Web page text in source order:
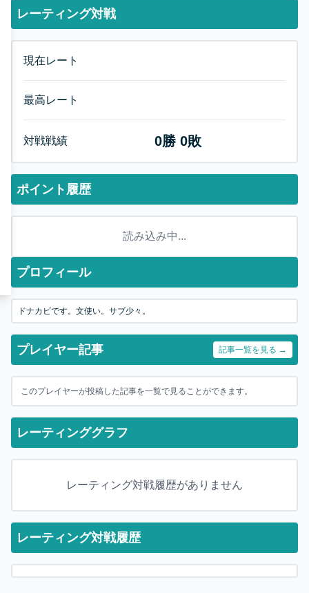
レーティング対戦
現在レート
最高レート
対戦戦績 0勝 0敗
ポイント履歴
読み込み中...
プロフィール
ドナカビです。文使い。サブ少々。
プレイヤー記事 記事一覧を見る →
このプレイヤーが投稿した記事を一覧で見ることができます。
レーティンググラフ
レーティング対戦履歴がありません
レーティング対戦履歴